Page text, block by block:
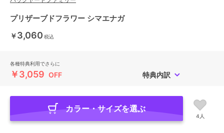
プリザーブドフラワー シマエナガ
￥3,060 税込
各種特典利用でさらに
￥3,059 OFF 特典内訳
カラー・サイズを選ぶ
4人